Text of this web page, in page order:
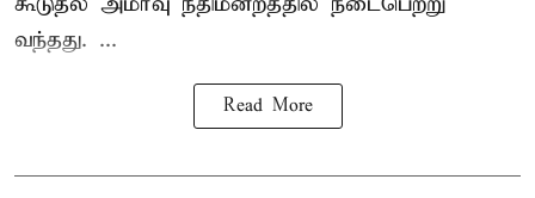
வந்தது. ...
Read More